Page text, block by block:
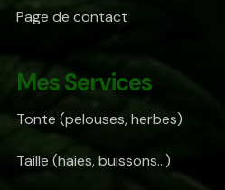
Page de contact
Mes Services
Tonte (pelouses, herbes)
Taille (haies, buissons...)